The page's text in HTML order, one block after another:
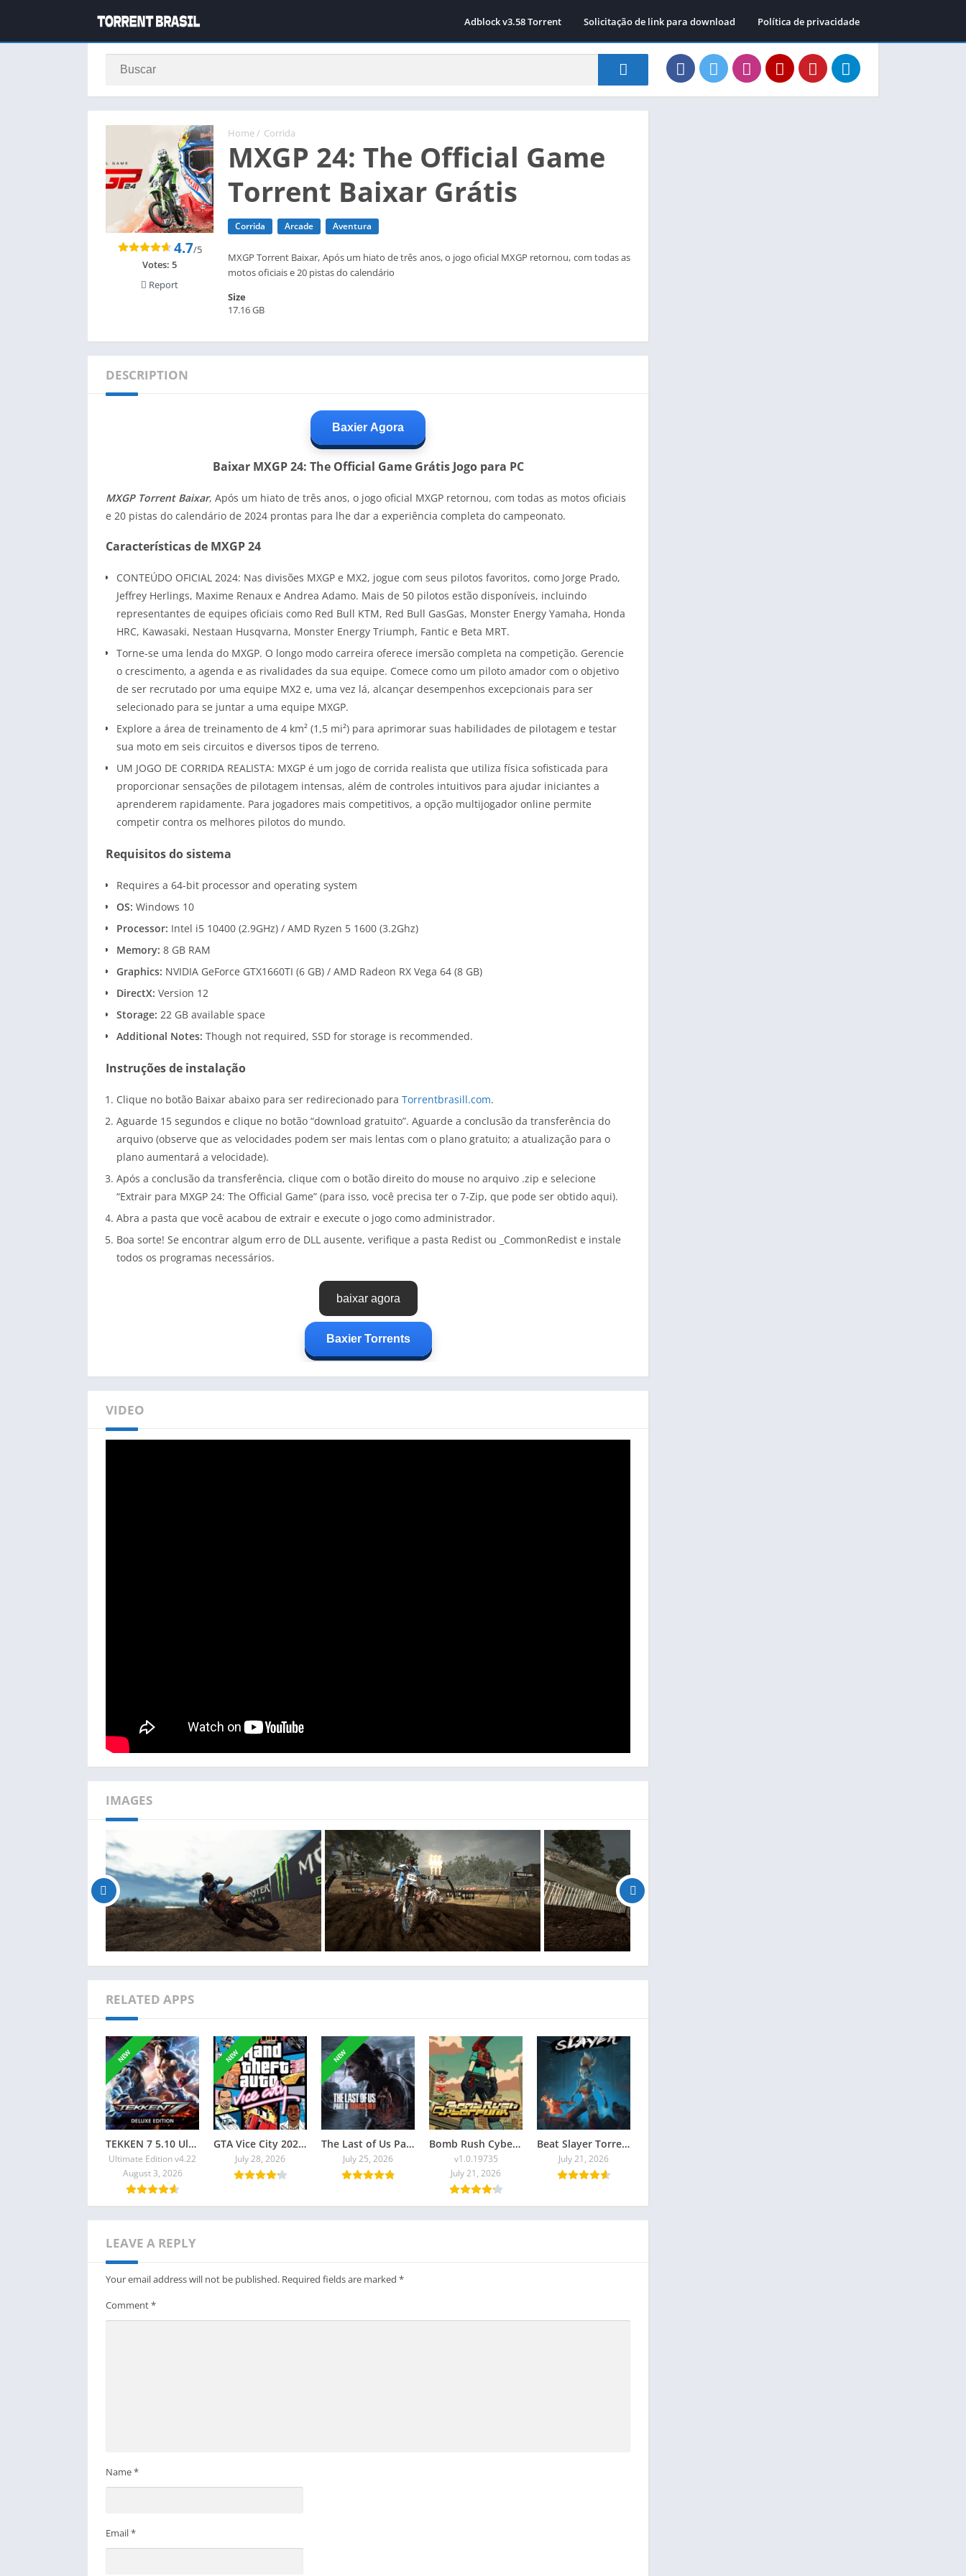
Adblock v3.58 Torrent Solicitação de link para download Política de privacidade
Home / Corrida
MXGP 24: The Official Game
Torrent Baixar Grátis
Corrida Arcade Aventura
MXGP Torrent Baixar, Após um hiato de três anos, o jogo oficial MXGP retornou, com todas as
motos oficiais e 20 pistas do calendário
4.7/5
Votes: 5
Report
Size
17.16 GB
DESCRIPTION
Baxier Agora
Baixar MXGP 24: The Official Game Grátis Jogo para PC
MXGP Torrent Baixar, Após um hiato de três anos, o jogo oficial MXGP retornou, com todas as motos oficiais
e 20 pistas do calendário de 2024 prontas para lhe dar a experiência completa do campeonato.
Características de MXGP 24
CONTEÚDO OFICIAL 2024: Nas divisões MXGP e MX2, jogue com seus pilotos favoritos, como Jorge Prado,
Jeffrey Herlings, Maxime Renaux e Andrea Adamo. Mais de 50 pilotos estão disponíveis, incluindo
representantes de equipes oficiais como Red Bull KTM, Red Bull GasGas, Monster Energy Yamaha, Honda
HRC, Kawasaki, Nestaan ​​Husqvarna, Monster Energy Triumph, Fantic e Beta MRT.
Torne-se uma lenda do MXGP. O longo modo carreira oferece imersão completa na competição. Gerencie
o crescimento, a agenda e as rivalidades da sua equipe. Comece como um piloto amador com o objetivo
de ser recrutado por uma equipe MX2 e, uma vez lá, alcançar desempenhos excepcionais para ser
selecionado para se juntar a uma equipe MXGP.
Explore a área de treinamento de 4 km² (1,5 mi²) para aprimorar suas habilidades de pilotagem e testar
sua moto em seis circuitos e diversos tipos de terreno.
UM JOGO DE CORRIDA REALISTA: MXGP é um jogo de corrida realista que utiliza física sofisticada para
proporcionar sensações de pilotagem intensas, além de controles intuitivos para ajudar iniciantes a
aprenderem rapidamente. Para jogadores mais competitivos, a opção multijogador online permite
competir contra os melhores pilotos do mundo.
Requisitos do sistema
Requires a 64-bit processor and operating system
OS: Windows 10
Processor: Intel i5 10400 (2.9GHz) / AMD Ryzen 5 1600 (3.2Ghz)
Memory: 8 GB RAM
Graphics: NVIDIA GeForce GTX1660TI (6 GB) / AMD Radeon RX Vega 64 (8 GB)
DirectX: Version 12
Storage: 22 GB available space
Additional Notes: Though not required, SSD for storage is recommended.
Instruções de instalação
Clique no botão Baixar abaixo para ser redirecionado para Torrentbrasill.com.
Aguarde 15 segundos e clique no botão “download gratuito”. Aguarde a conclusão da transferência do
arquivo (observe que as velocidades podem ser mais lentas com o plano gratuito; a atualização para o
plano aumentará a velocidade).
Após a conclusão da transferência, clique com o botão direito do mouse no arquivo .zip e selecione
“Extrair para MXGP 24: The Official Game” (para isso, você precisa ter o 7-Zip, que pode ser obtido aqui).
Abra a pasta que você acabou de extrair e execute o jogo como administrador.
Boa sorte! Se encontrar algum erro de DLL ausente, verifique a pasta Redist ou _CommonRedist e instale
todos os programas necessários.
baixar agora
Baxier Torrents
VIDEO
IMAGES
RELATED APPS
NEW
TEKKEN 7 5.10 Ultimate Edition Torrent + All DLCs
Ultimate Edition v4.22
August 3, 2026
NEW
GTA Vice City 2026 Torrent
July 28, 2026
NEW
The Last of Us Part II Remastered Torrent Baixar
July 25, 2026
Bomb Rush Cyberfunk
v1.0.19735
July 21, 2026
Beat Slayer Torrent Baixar Grátis
July 21, 2026
LEAVE A REPLY
Your email address will not be published. Required fields are marked *
Comment*
Name*
Email*